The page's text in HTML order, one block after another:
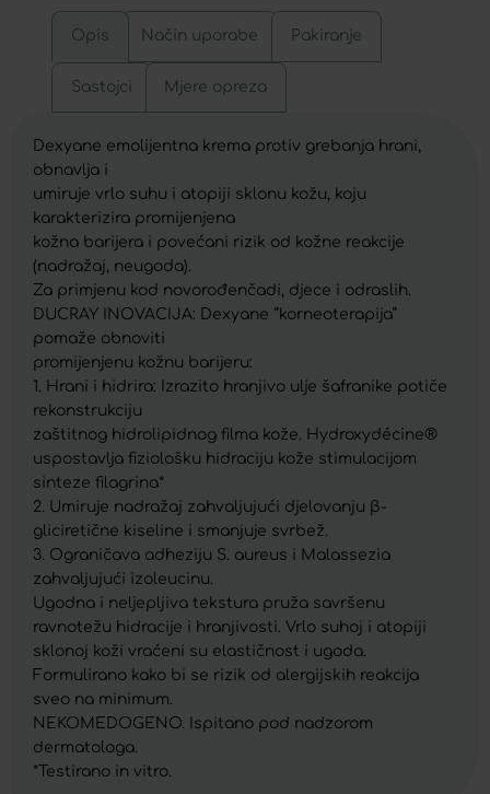
Opis Način uporabe Pakiranje
Sastojci Mjere opreza
Dexyane emolijentna krema protiv grebanja hrani,
obnavlja i
umiruje vrlo suhu i atopiji sklonu kožu, koju
karakterizira promijenjena
kožna barijera i povećani rizik od kožne reakcije
(nadražaj, neugoda).
Za primjenu kod novorođenčadi, djece i odraslih.
DUCRAY INOVACIJA: Dexyane ‘’korneoterapija’’
pomaže obnoviti
promijenjenu kožnu barijeru:
1. Hrani i hidrira: Izrazito hranjivo ulje šafranike potiče
rekonstrukciju
zaštitnog hidrolipidnog filma kože. Hydroxydécine®
uspostavlja fiziološku hidraciju kože stimulacijom
sinteze filagrina*
2. Umiruje nadražaj zahvaljujući djelovanju β-
gliciretične kiseline i smanjuje svrbež.
3. Ograničava adheziju S. aureus i Malassezia
zahvaljujući izoleucinu.
Ugodna i neljepljiva tekstura pruža savršenu
ravnotežu hidracije i hranjivosti. Vrlo suhoj i atopiji
sklonoj koži vraćeni su elastičnost i ugoda.
Formulirano kako bi se rizik od alergijskih reakcija
sveo na minimum.
NEKOMEDOGENO. Ispitano pod nadzorom
dermatologa.
*Testirano in vitro.